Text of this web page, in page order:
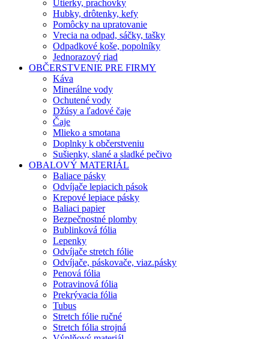
Utierky, prachovky
Hubky, drôtenky, kefy
Pomôcky na upratovanie
Vrecia na odpad, sáčky, tašky
Odpadkové koše, popolníky
Jednorazový riad
OBČERSTVENIE PRE FIRMY
Káva
Minerálne vody
Ochutené vody
Džúsy a ľadové čaje
Čaje
Mlieko a smotana
Doplnky k občerstveniu
Sušienky, slané a sladké pečivo
OBALOVÝ MATERIÁL
Baliace pásky
Odvíjače lepiacich pások
Krepové lepiace pásky
Baliaci papier
Bezpečnostné plomby
Bublinková fólia
Lepenky
Odvíjače stretch fólie
Odvíjače, páskovače, viaz.pásky
Penová fólia
Potravinová fólia
Prekrývacia fólia
Tubus
Stretch fólie ručné
Stretch fólia strojná